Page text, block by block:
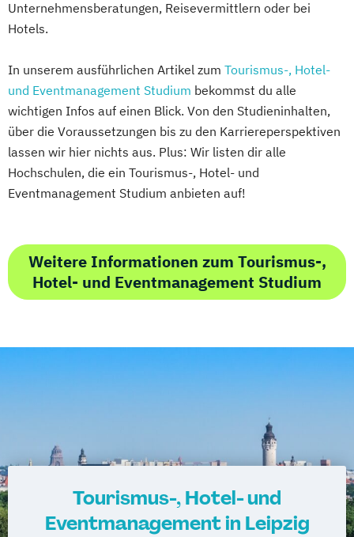
Unternehmensberatungen, Reisevermittlern oder bei
Hotels.
In unserem ausführlichen Artikel zum Tourismus-, Hotel-
und Eventmanagement Studium bekommst du alle
wichtigen Infos auf einen Blick. Von den Studieninhalten,
über die Voraussetzungen bis zu den Karriereperspektiven
lassen wir hier nichts aus. Plus: Wir listen dir alle
Hochschulen, die ein Tourismus-, Hotel- und
Eventmanagement Studium anbieten auf!
Weitere Informationen zum Tourismus-,
Hotel- und Eventmanagement Studium
Tourismus-, Hotel- und
Eventmanagement in Leipzig